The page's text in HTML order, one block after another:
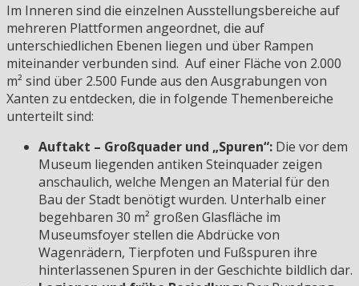
Im Inneren sind die einzelnen Ausstellungsbereiche auf
mehreren Plattformen angeordnet, die auf
unterschiedlichen Ebenen liegen und über Rampen
miteinander verbunden sind. Auf einer Fläche von 2.000
m² sind über 2.500 Funde aus den Ausgrabungen von
Xanten zu entdecken, die in folgende Themenbereiche
unterteilt sind:
Auftakt – Großquader und „Spuren“: Die vor dem
Museum liegenden antiken Steinquader zeigen
anschaulich, welche Mengen an Material für den
Bau der Stadt benötigt wurden. Unterhalb einer
begehbaren 30 m² großen Glasfläche im
Museumsfoyer stellen die Abdrücke von
Wagenrädern, Tierpfoten und Fußspuren ihre
hinterlassenen Spuren in der Geschichte bildlich dar.